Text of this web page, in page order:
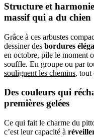
Structure et
massif qui a du chien
Grâce à ces arbustes
dessiner des bordures
en octobre, pile le moment
souffle. En groupe ou par
soulignent les chemins, tout
Des couleurs qui
premières gelées
Ce qui fait le charme du
c’est leur capacité à